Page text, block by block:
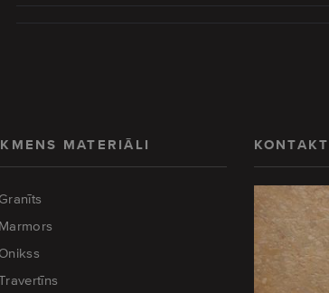
MATERIĀLI
Granīts
Marmors
Onikss
KONTAKTI